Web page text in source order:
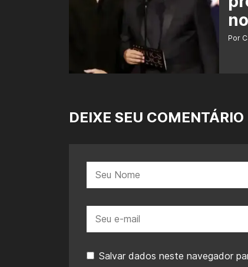
Por
DEIXE SEU COMENTÁRIO
Nome:
E-
mail:
Salvar dados neste navegador